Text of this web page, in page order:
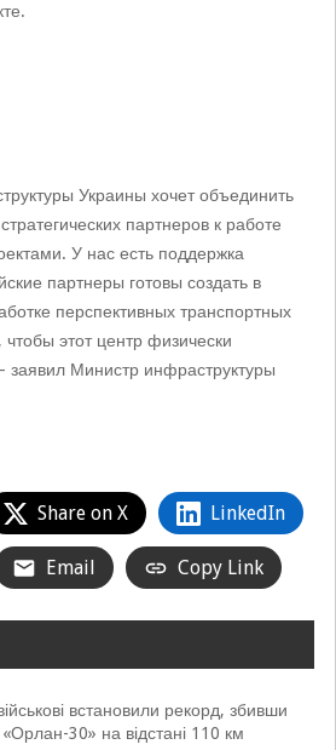
Украины хочет объединить
партнеров к работе
У нас есть поддержка
партнеры готовы создать в
перспективных транспортных
этот центр физически
заявил Министр инфраструктуры
Share on X LinkedIn
Email Copy Link
встановили рекорд, збивши
«Орлан-30» на відстані 110 км